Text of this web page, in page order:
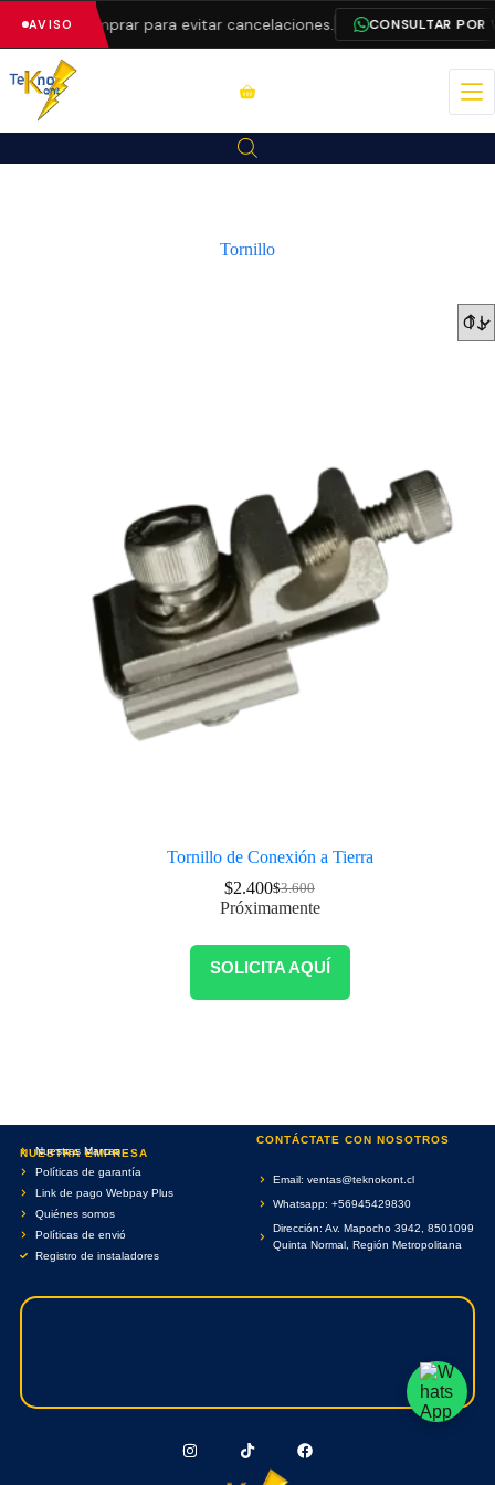
AVISOde comprar para evitar cancelaciones. CONSULTAR POR
Tornillo
Tornillo de Conexión a Tierra
$3.600
$2.400
Próximamente
SOLICITA AQUÍ
NUESTRA EMPRESA
Nuestras Marcas
Políticas de garantía
Link de pago Webpay Plus
Quiénes somos
Políticas de envió
Registro de instaladores
CONTÁCTATE CON NOSOTROS
Email: ventas@teknokont.cl
Whatsapp: +56945429830
Dirección: Av. Mapocho 3942, 8501099
Quinta Normal, Región Metropolitana